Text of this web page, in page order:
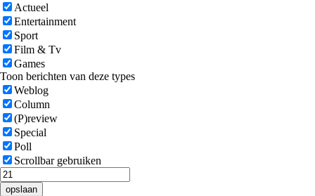
Actueel
Entertainment
Sport
Film & Tv
Games
Toon berichten van deze types
Weblog
Column
(P)review
Special
Poll
Scrollbar gebruiken
opslaan